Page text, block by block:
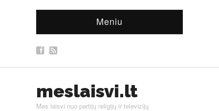
Meniu
meslaisvi.lt
Mes laisvi nuo partijų religijų ir televizijų